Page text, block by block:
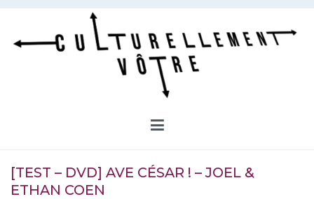
Aller
contenu
[TEST – DVD] AVE CÉSAR ! – JOEL &
ETHAN COEN